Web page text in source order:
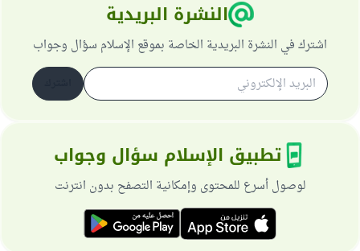
النشرة البريدية
اشترك في النشرة البريدية الخاصة بموقع الإسلام سؤال وجواب
تطبيق الإسلام سؤال وجواب
لوصول أسرع للمحتوى وإمكانية التصفح بدون انترنت